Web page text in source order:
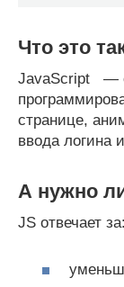
Что это
JavaScript —
странице,
ввода логина
А нужно
JS отвечает за: